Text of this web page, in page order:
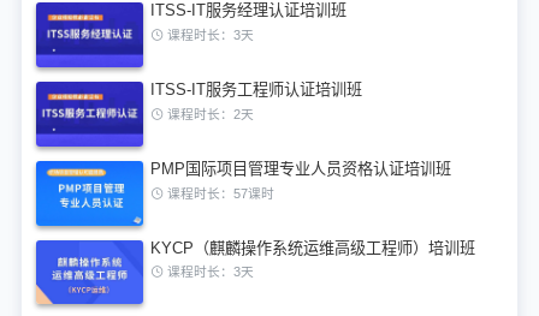
ITSS-IT服务经理认证培训班
课程时长：3天
ITSS-IT服务工程师认证培训班
课程时长：2天
PMP国际项目管理专业人员资格认证培训班
课程时长：57课时
KYCP（麒麟操作系统运维高级工程师）培训班
课程时长：3天